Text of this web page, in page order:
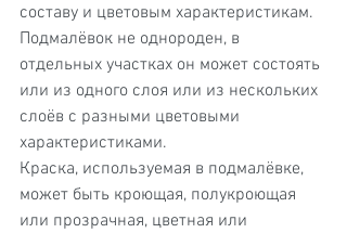
составу и цветовым характеристикам.
Подмалёвок не однороден, в
отдельных участках он может состоять
или из одного слоя или из нескольких
слоёв с разными цветовыми
характеристиками.
Краска, используемая в подмалёвке,
может быть кроющая, полукроющая
или прозрачная, цветная или